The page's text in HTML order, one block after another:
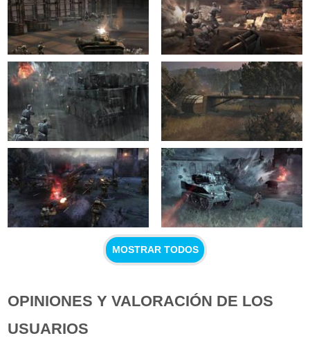
MOSTRAR TODOS
OPINIONES Y VALORACIÓN DE LOS
USUARIOS